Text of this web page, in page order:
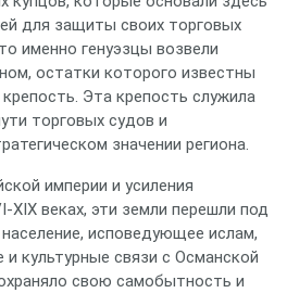
для защиты своих торговых
именно генуэзцы возвели
остатки которого известны
Эта крепость служила
торговых судов и
значении региона.
империи и усиления
XIX веках, эти земли перешли под
исповедующее ислам,
культурные связи с Османской
свою самобытность и